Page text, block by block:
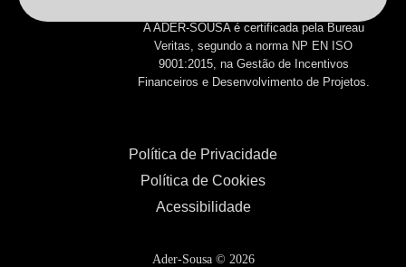
A ADER-SOUSA é certificada pela Bureau
Veritas, segundo a norma NP EN ISO
9001:2015, na Gestão de Incentivos
Financeiros e Desenvolvimento de Projetos.
Política de Privacidade
Política de Cookies
Acessibilidade
Ader-Sousa © 2026